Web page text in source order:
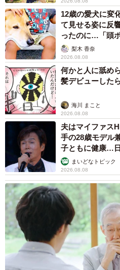
12歳の愛犬に変
て見せる姿に反
ったのに…「頭
「尊…」
梨木 香奈
2026.08.08
何かと人に舐め
髪デビューした
海川 まこと
2026.08.08
夫はマイファス
手の28歳モデル
子ともに健康…
まいどなトピック
2026.08.08